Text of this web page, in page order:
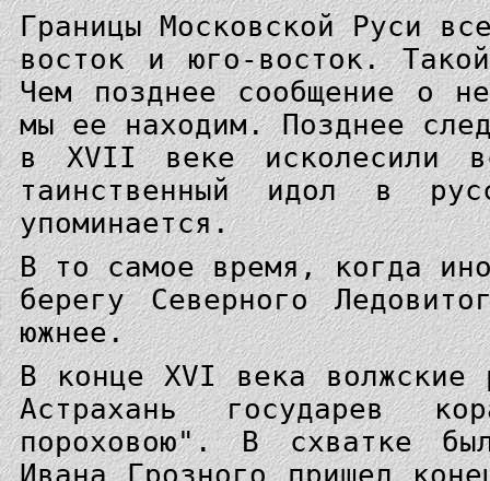
Границы Московской Руси
восток и юго-восток.
Чем позднее сообщение о
мы ее находим. Позднее
в XVII веке исколесили
таинственный идол в
упоминается.
В то самое время, когда
берегу Северного
южнее.
В конце XVI века волжские
Астрахань государев
пороховою". В схватке
Ивана Грозного пришел